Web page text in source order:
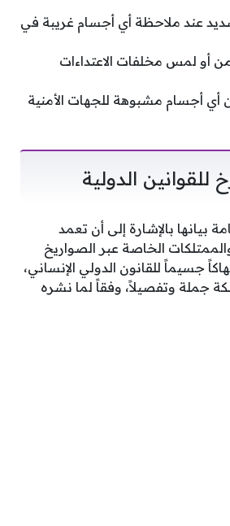
عند ملاحظة أي أجسام غريبة في
أو لمس مخلفات الاعتداءات
أي أجسام مشبوهة للجهات الأمنية
للقوانين الدولية
بيانها بالإشارة إلى أن تعمد
الخاصة عبر الصواريخ
جسيماً للقانون الدولي الإنساني،
جملة وتفصيلاً، وفقاً لما نشره